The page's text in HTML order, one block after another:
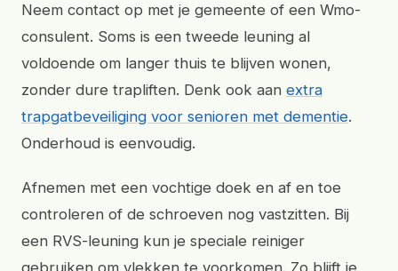
Neem contact op met je gemeente of een Wmo-
consulent. Soms is een tweede leuning al
voldoende om langer thuis te blijven wonen,
zonder dure trapliften. Denk ook aan extra
trapgatbeveiliging voor senioren met dementie.
Onderhoud is eenvoudig.
Afnemen met een vochtige doek en af en toe
controleren of de schroeven nog vastzitten. Bij
een RVS-leuning kun je speciale reiniger
gebruiken om vlekken te voorkomen. Zo blijft je